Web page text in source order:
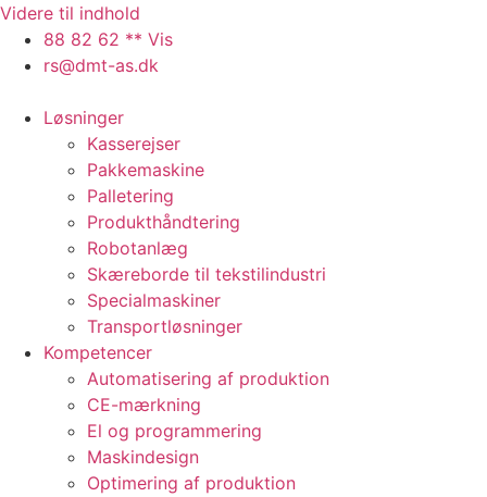
Videre til indhold
88 82 62 ** Vis
rs@dmt-as.dk
Løsninger
Kasserejser
Pakkemaskine
Palletering
Produkthåndtering
Robotanlæg
Skæreborde til tekstilindustri
Specialmaskiner
Transportløsninger
Kompetencer
Automatisering af produktion
CE-mærkning
El og programmering
Maskindesign
Optimering af produktion